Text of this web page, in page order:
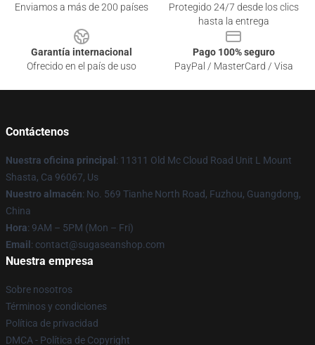
Enviamos a más de 200 países
Protegido 24/7 desde los clics
hasta la entrega
Garantía internacional
Ofrecido en el país de uso
Pago 100% seguro
PayPal / MasterCard / Visa
Contáctenos
Nuestra oficina principal : 11311 Old Mc Cloud Road Unit L Mount
Shasta, Ca 96067, Us
Nuestro almacén: No. 569 Tianhe North Road, Fuzhou, Guangdong,
China
Hora: 9AM – 5PM (Mon – Fri)
Email : contact@sugaseanshop.com
Nuestra empresa
Sobre nosotros
Términos y condiciones
Política de privacidad
DMCA - Política de Copyright